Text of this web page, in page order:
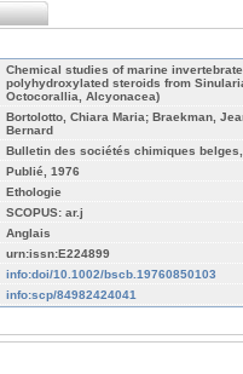
Chemical studies of marine
polyhydroxylated steroids from
Octocorallia, Alcyonacea)
Bortolotto, Chiara Maria; Braekman,
Bernard
Bulletin des sociétés chimiques belges,
Publié, 1976
Ethologie
SCOPUS: ar.j
Anglais
urn:issn:E224899
info:doi/10.1002/bscb.19760850103
info:scp/84982424041